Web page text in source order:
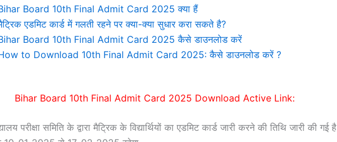
Board 10th Final Admit Card 2025 क्या हैं
एडमिट कार्ड में गलती रहने पर क्या-क्या सुधार करा सकते है?
Board 10th Final Admit Card 2025 कैसे डाउनलोड करें
to Download 10th Final Admit Card 2025: कैसे डाउनलोड करें ?
Bihar Board 10th Final Admit Card 2025 Download Active Link:
परीक्षा समिति के द्वारा मैट्रिक के विद्यार्थियों का एडमिट कार्ड जारी करने की तिथि जारी की गई है